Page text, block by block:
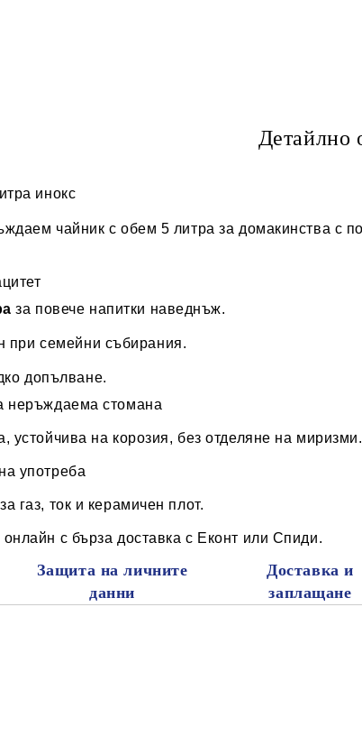
Детайлно
инокс
чайник с обем 5 литра за домакинства с
за повече напитки наведнъж.
при семейни събирания.
допълване.
неръждаема стомана
устойчива на корозия, без отделяне на
употреба
газ, ток и керамичен плот.
с бърза доставка с Еконт или Спиди.
Защита на личните
данни
Доставка и
заплащане